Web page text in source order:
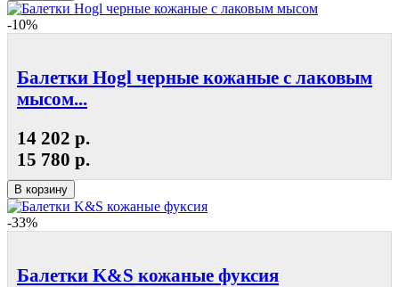
-10%
Балетки Hogl черные кожаные с лаковым
мысом...
14 202 р.
15 780 р.
В корзину
-33%
Балетки K&S кожаные фуксия